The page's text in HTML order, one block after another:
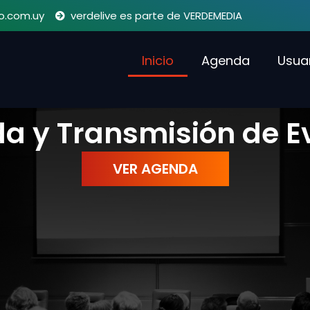
verdelive es parte de VERDEMEDIA
Inicio Agenda
y Transmisión de
VER AGENDA